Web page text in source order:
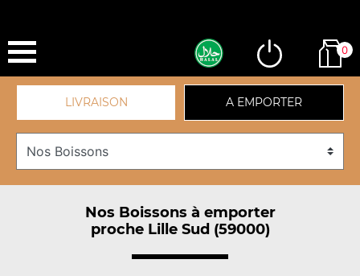
0
LIVRAISON A EMPORTER
Nos Boissons à emporter
proche Lille Sud (59000)